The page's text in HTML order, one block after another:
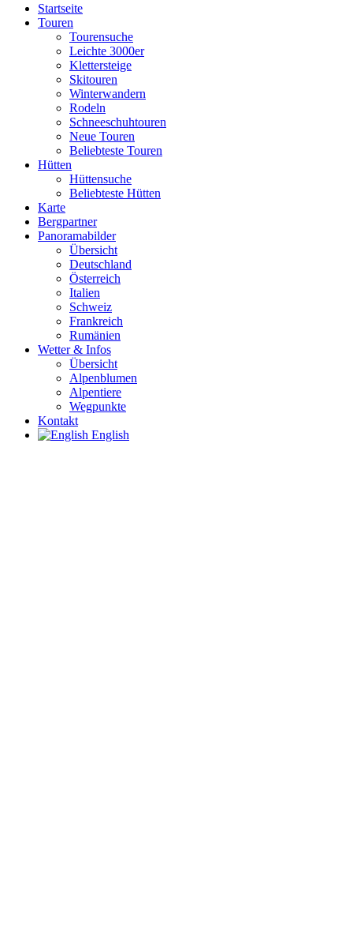
Startseite
Touren
Tourensuche
Leichte 3000er
Klettersteige
Skitouren
Winterwandern
Rodeln
Schneeschuhtouren
Neue Touren
Beliebteste Touren
Hütten
Hüttensuche
Beliebteste Hütten
Karte
Bergpartner
Panoramabilder
Übersicht
Deutschland
Österreich
Italien
Schweiz
Frankreich
Rumänien
Wetter & Infos
Übersicht
Alpenblumen
Alpentiere
Wegpunkte
Kontakt
English